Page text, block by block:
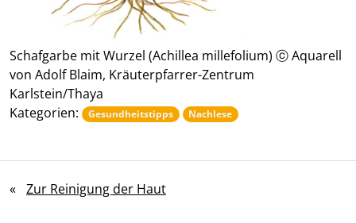
Schafgarbe mit Wurzel (Achillea millefolium) ⓒ Aquarell
von Adolf Blaim, Kräuterpfarrer-Zentrum
Karlstein/Thaya
Kategorien:
Gesundheitstipps Nachlese
« Zur Reinigung der Haut